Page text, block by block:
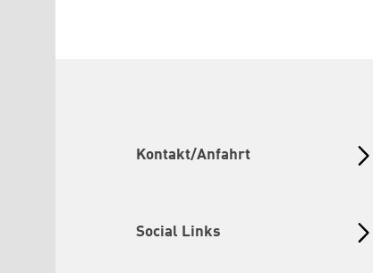
Kontakt/Anfahrt
Social Links